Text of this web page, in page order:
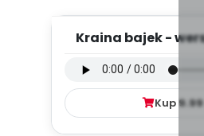
Kraina bajek -
Kup 9.99